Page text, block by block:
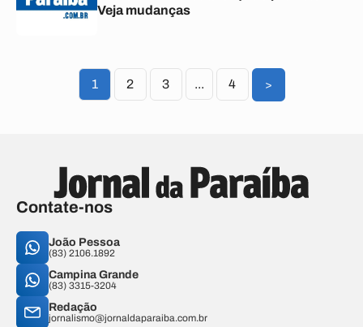
Veja mudanças
1 2 3 ... 4 >
Contate-nos
João Pessoa
(83) 2106.1892
Campina Grande
(83) 3315-3204
Redação
jornalismo@jornaldaparaiba.com.br